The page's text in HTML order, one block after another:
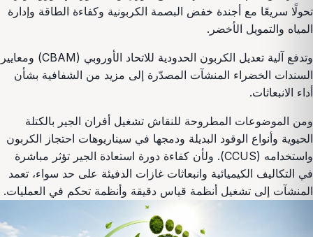
تحولًا سريعًا مع أجندة خفض البصمة الكربونية وكفاءة الطاقة وإدارة
المياه والتمويل الأخضر.
وتدفع آلية تعديل الكربون الحدودية للاتحاد الأوروبي (CBAM) ومعايير
السندات الخضراء المنشآت المصدّرة إلى مزيد من الشفافية بشأن
أداء الانبعاثات.
ومن الموضوعات المطروحة للنقاش تشغيل أفران الجير بالكتلة
الحيوية وأنواع الوقود البديلة ودمجها في سيناريوهات احتجاز الكربون
واستخدامه (CCUS). ولأن كفاءة دورة استعادة الجير تؤثر مباشرة
في التكاليف الكيميائية وانبعاثات غازات الدفيئة على حد سواء، تعمد
المنشآت إلى تشغيل أنظمة قياس دقيقة وأنظمة تحكم في العمليات.